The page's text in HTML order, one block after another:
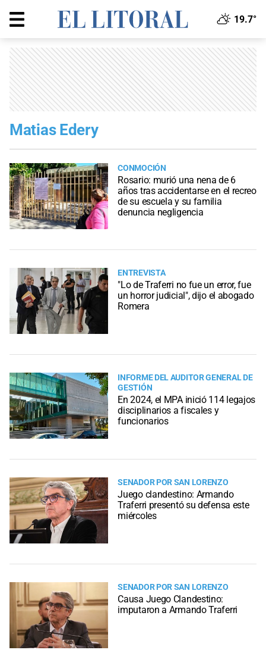
19.7°
Matias Edery
CONMOCIÓN
Rosario: murió una nena de 6
años tras accidentarse en el recreo
de su escuela y su familia
denuncia negligencia
ENTREVISTA
"Lo de Traferri no fue un error, fue
un horror judicial", dijo el abogado
Romera
INFORME DEL AUDITOR GENERAL DE
GESTIÓN
En 2024, el MPA inició 114 legajos
disciplinarios a fiscales y
funcionarios
SENADOR POR SAN LORENZO
Juego clandestino: Armando
Traferri presentó su defensa este
miércoles
SENADOR POR SAN LORENZO
Causa Juego Clandestino:
imputaron a Armando Traferri